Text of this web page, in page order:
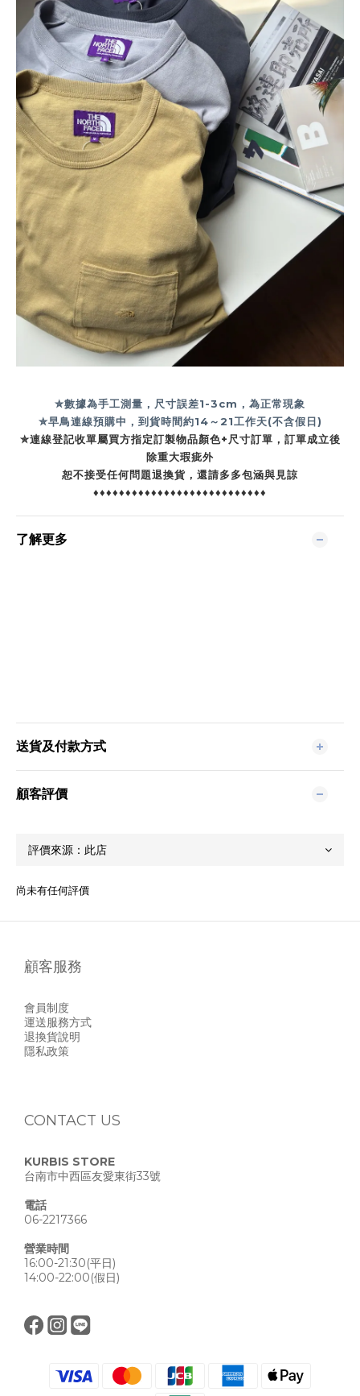
✮數據為手工測量，尺寸誤差1-3cm，為正常現象
✮早鳥連線預購中，到貨時間約14～21工作天(不含假日)
✮連線登記收單屬買方指定訂製物品顏色+尺寸訂單，訂單成立後
除重大瑕疵外
恕不接受任何問題退換貨，還請多多包涵與見諒
♦♦♦♦♦♦♦♦♦♦♦♦♦♦♦♦♦♦♦♦♦♦♦♦♦♦♦
了解更多
送貨及付款方式
顧客評價
尚未有任何評價
顧客服務
會員制度
運送服務方式
退換貨說明
隱私政策
CONTACT US
KURBIS STORE
台南市中西區友愛東街33號
電話
06-2217366
營業時間
16:00-21:30(平日)
14:00-22:00(假日)